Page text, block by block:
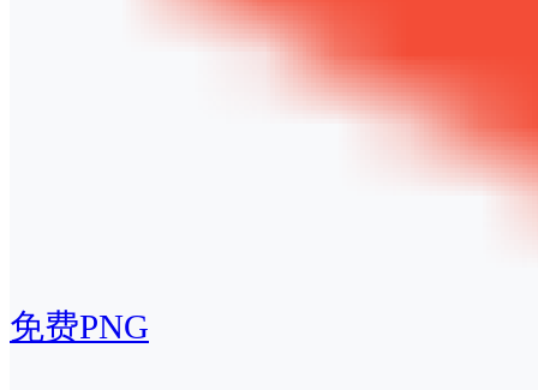
免费PNG